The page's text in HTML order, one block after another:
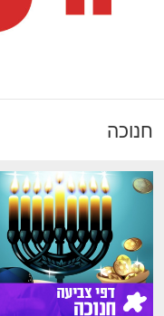
חנוכה